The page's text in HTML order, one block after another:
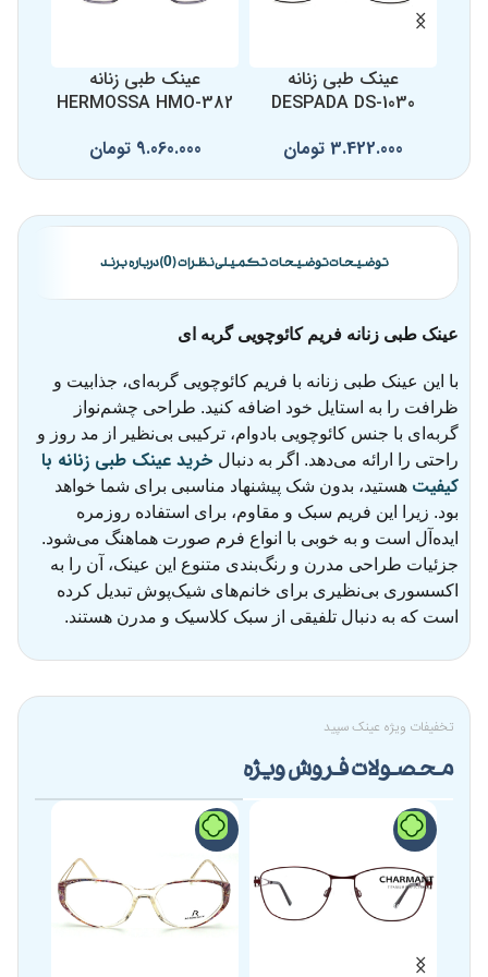
عینک طبی زنانه
DESPADA DS-1030
3.422.000 تومان
عینک طبی زنانه
HERMOSSA HMO-382
9.060.000 تومان
توضیحاتتوضیحات تکمیلینظرات (0) درباره برند
عینک طبی زنانه فریم کائوچویی گربه ای
با این عینک طبی زنانه با فریم کائوچویی گربه‌ای، جذابیت و
ظرافت را به استایل خود اضافه کنید. طراحی چشم‌نواز
گربه‌ای با جنس کائوچویی بادوام، ترکیبی بی‌نظیر از مد روز و
راحتی را ارائه می‌دهد. اگر به دنبال خرید عینک طبی زنانه با
کیفیت هستید، بدون شک پیشنهاد مناسبی برای شما خواهد
بود. زیرا این فریم سبک و مقاوم، برای استفاده روزمره
ایده‌آل است و به خوبی با انواع فرم صورت هماهنگ می‌شود.
جزئیات طراحی مدرن و رنگ‌بندی متنوع این عینک، آن را به
اکسسوری بی‌نظیری برای خانم‌های شیک‌پوش تبدیل کرده
است که به دنبال تلفیقی از سبک کلاسیک و مدرن هستند.
تخفیفات ویژه عینک سپید
محصولات فروش ویژه
-17%
-19%